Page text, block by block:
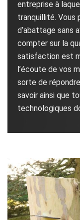
entreprise à
tranquillité. Vous
d’abattage sans
compter sur la
satisfaction est
l’écoute de vos
sorte de
savoir ainsi que
technologiques